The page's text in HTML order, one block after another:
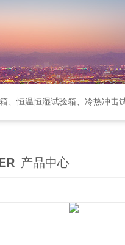
恒温恒湿试验箱、冷热冲击试验箱
产品中心